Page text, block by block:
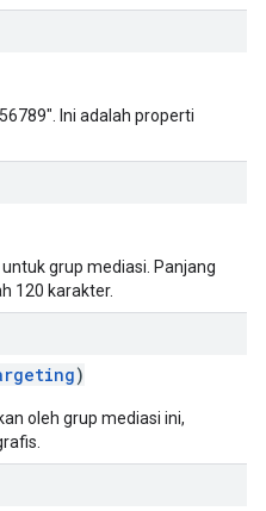
Ini adalah properti
grup mediasi. Panjang
120 karakter.
)
oleh grup mediasi ini,